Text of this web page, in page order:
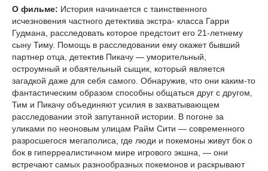
О фильме: История начинается с таинственного
исчезновения частного детектива экстра- класса Гарри
Гудмана, расследовать которое предстоит его 21-летнему
сыну Тиму. Помощь в расследовании ему окажет бывший
партнер отца, детектив Пикачу — уморительный,
остроумный и обаятельный сыщик, который является
загадкой даже для себя самого. Обнаружив, что они каким-то
фантастическим образом способны общаться друг с другом,
Тим и Пикачу объединяют усилия в захватывающем
расследовании этой запутанной истории. В погоне за
уликами по неоновым улицам Райм Сити — современного
разросшегося мегаполиса, где люди и покемоны живут бок о
бок в гиперреалистичном мире игрового экшна, — они
встречают самых разнообразных покемонов и раскрывают